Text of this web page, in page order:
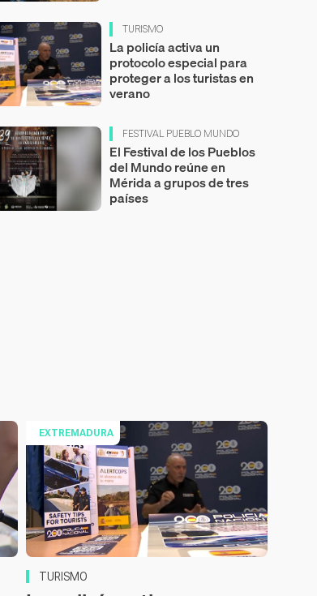
TURISMO
La policía activa un
protocolo especial para
proteger a los turistas en
verano
FESTIVAL PUEBLO MUNDO
El Festival de los Pueblos
del Mundo reúne en
Mérida a grupos de tres
países
EXTREMADURA
TURISMO